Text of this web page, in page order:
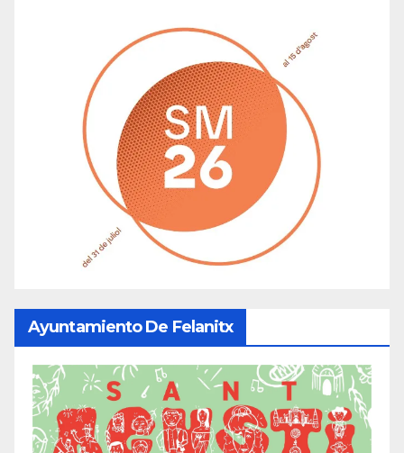
Ayuntamiento De Felanitx